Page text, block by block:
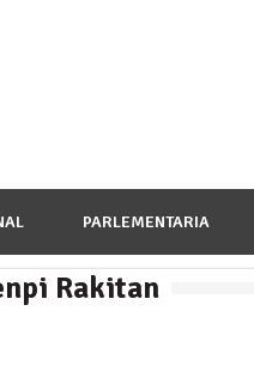
PARLEMENTARIA
Pahlawan, Teladani
Rakitan